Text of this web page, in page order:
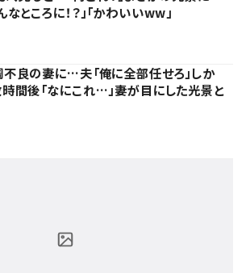
なところに！？」「かわいいww」
良の妻に…夫「俺に全部任せろ」しか
時間後「なにこれ…」妻が目にした光景と